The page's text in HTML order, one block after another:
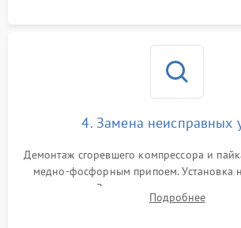
4. Замена неисправных
Демонтаж сгоревшего компрессора и
медно-фосфорным припоем. Установка
осушителя. Замена изношенных
сломанных заслонок или поврежденных
Подробнее